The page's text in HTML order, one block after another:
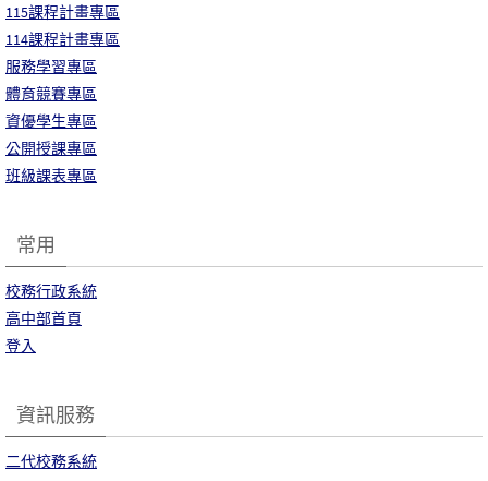
115課程計畫專區
114課程計畫專區
服務學習專區
體育競賽專區
資優學生專區
公開授課專區
班級課表專區
常用
校務行政系統
高中部首頁
登入
資訊服務
二代校務系統